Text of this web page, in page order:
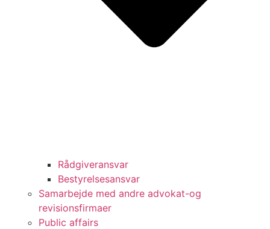
Rådgiveransvar
Bestyrelsesansvar
Samarbejde med andre advokat-og
revisionsfirmaer
Public affairs